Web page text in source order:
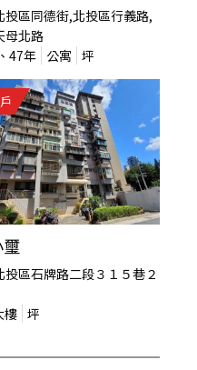
投區同德街,北投區行義路,
母北路
47年 公寓 坪
戶
投區石牌路二段３１５巷２
樓 坪